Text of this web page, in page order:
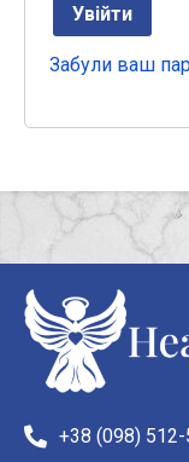
Увійти
Забули ваш
+38 (098)